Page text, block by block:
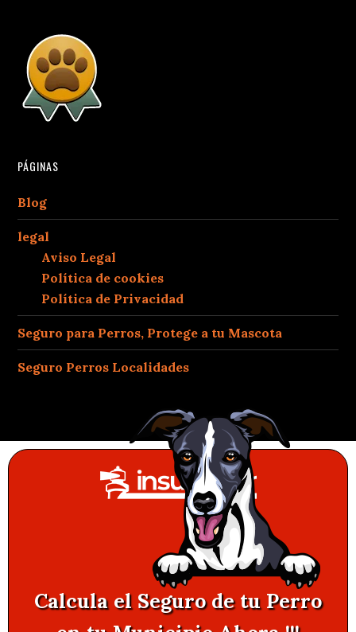
PÁGINAS
Blog
legal
Aviso Legal
Política de cookies
Política de Privacidad
Seguro para Perros, Protege a tu Mascota
Seguro Perros Localidades
Calcula el Seguro de tu Perro